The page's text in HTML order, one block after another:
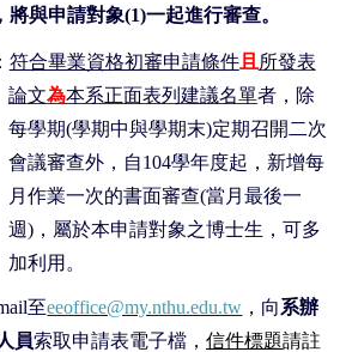
將與申請對象(1)一起進行審查。
符合畢業資格初審申請條件且 所發表
論文為本系正面表列建議名單者，除
每學期(學期中與學期末)定期召開二次
會議審查外，自104學年度起，新增每
月作業一次的書面審查(當月最後一
週)，屬於本申請對象之博士生，可多
加利用。
至eeoffice@my.nthu.edu.tw ， 向系辦
員索取申請表電子檔 ， 信件標題請註